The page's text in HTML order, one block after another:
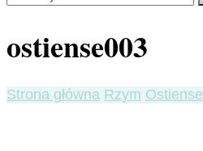
ostiense003
Strona główna Rzym Ostiense